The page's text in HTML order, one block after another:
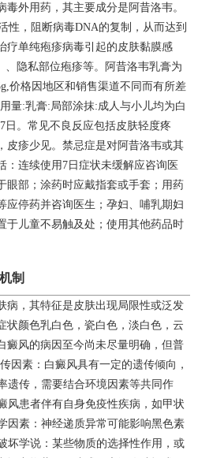
外用药，其主要成分是阿昔洛韦。
性，阻断病毒DNA的复制，从而达到
疗单纯疱疹病毒引起的皮肤黏膜感
、隐私部位疱疹等。阿昔洛韦乳膏为
价格因地区和销售渠道不同而有所差
量:乳膏:局部涂抹:成人与小儿均为白
日。常见不良反应包括皮肤轻度疼
皮疹少见。禁忌症是对阿昔洛韦或其
：连续使用7日症状未缓解应咨询医
眼部；涂药时应戴指套或手套；用药
应停药并咨询医生；孕妇、哺乳期妇
于儿童不易触及处；使用其他药品时
制
病，其特征是皮肤出现局限性或泛发
状颜色乳白色，瓷白色，淡白色，云
癜风的病因至今尚未尽量明确，但普
因素：白癜风具有一定的遗传倾向，
遗传，需要结合环境因素等共同作
风患者伴有自身免疫性疾病，如甲状
因素：神经递质异常可能影响黑色素
坏学说：某些物质的选择性作用，或